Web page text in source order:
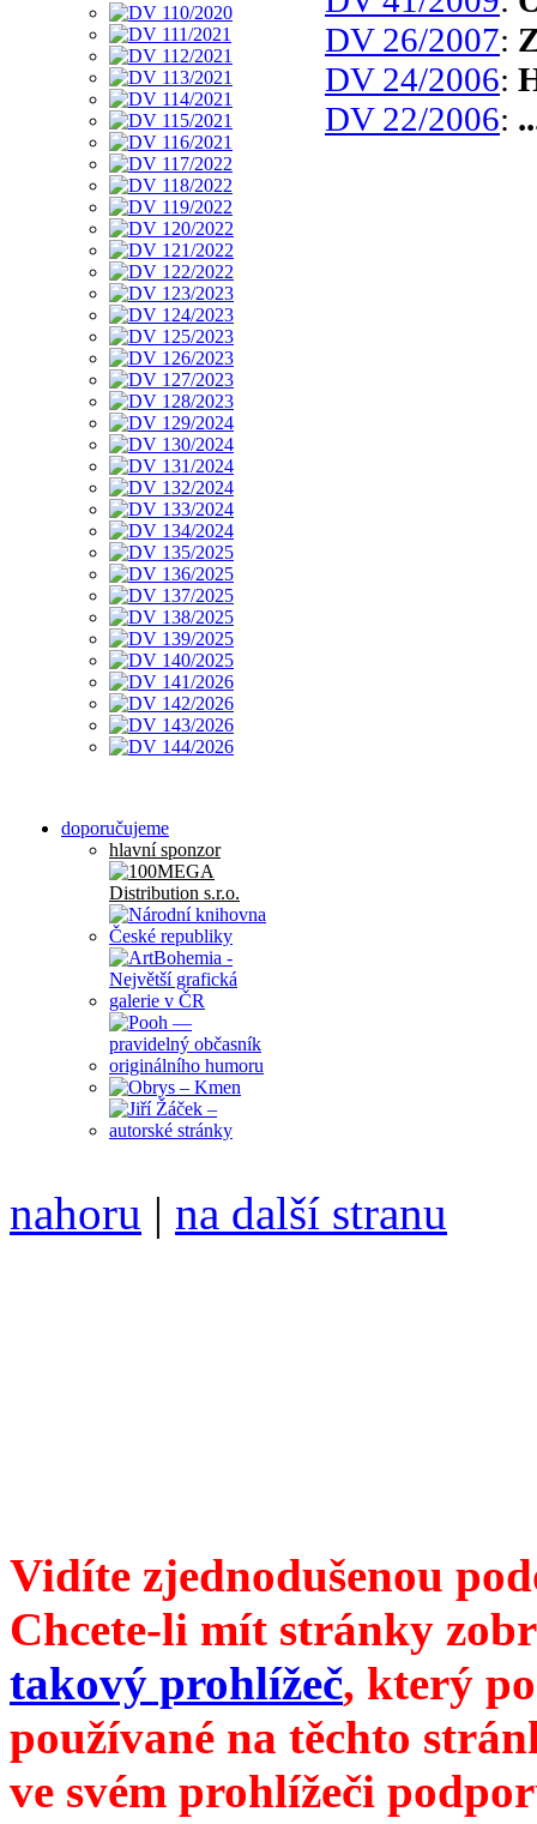
doporučujeme
hlavní sponzor
DV 26/2007:
DV 24/2006:
DV 22/2006:
nahoru | na další stranu
Vidíte zjednodušenou
Chcete-li mít stránky
takový prohlížeč, který
používané na těchto
ve svém prohlížeči